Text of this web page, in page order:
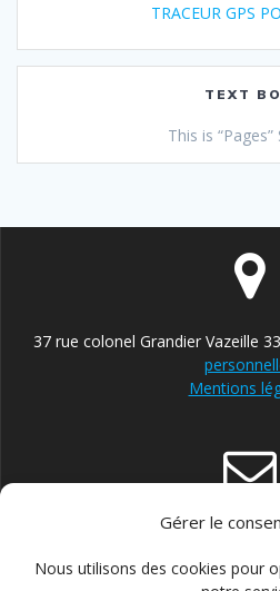
Gérer le
Nous utilisons des cookies pour
TRACEUR GPS
TEXT
This is “Pages”
37 rue colonel Grandier Vazeille
Mentions
contact@reparateur-